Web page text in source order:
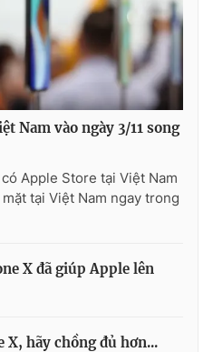
Nam vào ngày 3/11 song
Apple Store tại Việt Nam
tại Việt Nam ngay trong
X đã giúp Apple lên
X, hãy chồng đủ hơn...